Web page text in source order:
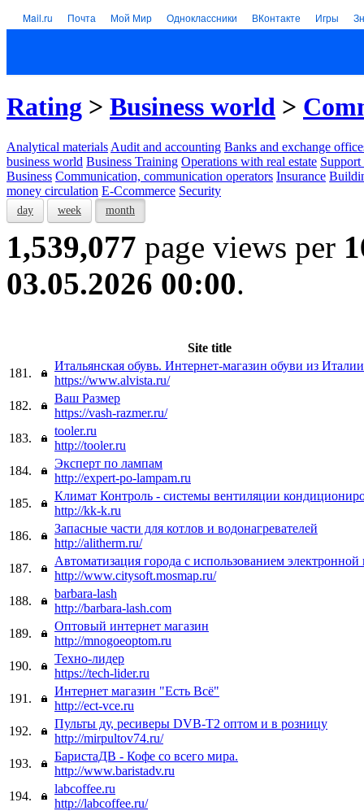
Mail.ru Почта Мой Мир Одноклассники ВКонтакте Игры
Rating > Business world >
Analytical materials Audit and accounting Banks and exchange
business world Business Training Operations with real estate Support
Business Communication, communication operators Insurance
money circulation E-Ccommerce Security
day week month
1,539,077 page views per
03.05.2026 00:00.
Site title
181.
Итальянская обувь. Интернет-магазин обуви из
https://www.alvista.ru/
182.
Ваш Размер
https://vash-razmer.ru/
183.
tooler.ru
http://tooler.ru
184.
Эксперт по лампам
http://expert-po-lampam.ru
185.
Климат Контроль - системы вентиляции
http://kk-k.ru
186.
Запасные части для котлов и водонагревателей
http://alitherm.ru/
187.
Автоматизация города с использованием электронной
http://www.citysoft.mosmap.ru/
188.
barbara-lash
http://barbara-lash.com
189.
Оптовый интернет магазин
http://mnogoeoptom.ru
190.
Техно-лидер
https://tech-lider.ru
191.
Интернет магазин "Есть Всё"
http://ect-vce.ru
192.
Пульты ду, ресиверы DVB-T2 оптом и в розницу
http://mirpultov74.ru/
193.
БаристаДВ - Кофе со всего мира.
http://www.baristadv.ru
194.
labcoffee.ru
http://labcoffee.ru/